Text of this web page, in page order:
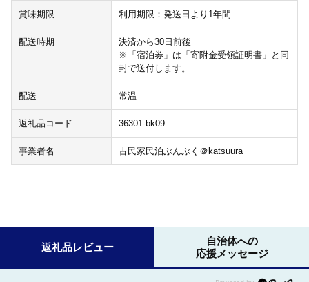
賞味期限 利用期限：発送日より1年間
配送時期
決済から30日前後
※「宿泊券」は「寄附金受領証明書」と同
封で送付します。
配送 常温
返礼品コード 36301-bk09
事業者名 古民家民泊ぶんぶく＠katsuura
返礼品レビュー
自治体への
応援メッセージ